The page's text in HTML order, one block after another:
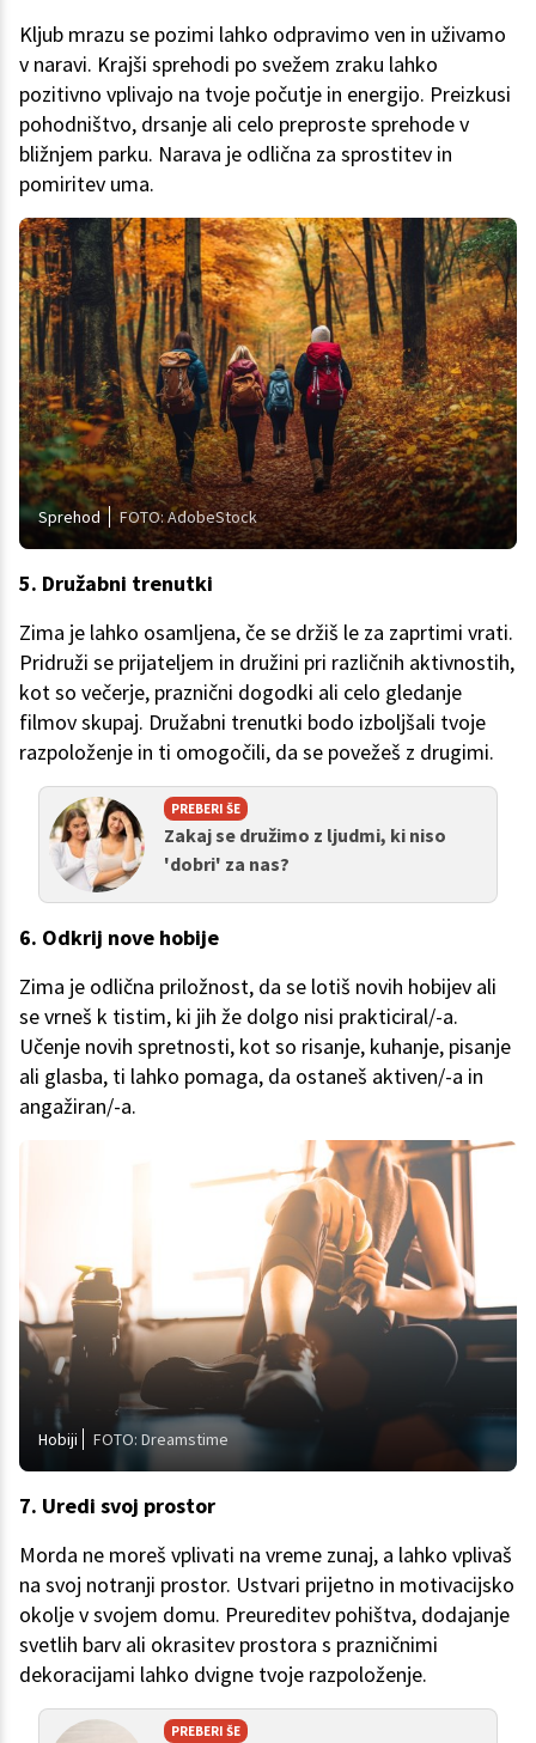
Kljub mrazu se pozimi lahko odpravimo ven in uživamo
v naravi. Krajši sprehodi po svežem zraku lahko
pozitivno vplivajo na tvoje počutje in energijo. Preizkusi
pohodništvo, drsanje ali celo preproste sprehode v
bližnjem parku. Narava je odlična za sprostitev in
pomiritev uma.
Sprehod FOTO: AdobeStock
5. Družabni trenutki
Zima je lahko osamljena, če se držiš le za zaprtimi vrati.
Pridruži se prijateljem in družini pri različnih aktivnostih,
kot so večerje, praznični dogodki ali celo gledanje
filmov skupaj. Družabni trenutki bodo izboljšali tvoje
razpoloženje in ti omogočili, da se povežeš z drugimi.
PREBERI ŠE
Zakaj se družimo z ljudmi, ki niso
'dobri' za nas?
6. Odkrij nove hobije
Zima je odlična priložnost, da se lotiš novih hobijev ali
se vrneš k tistim, ki jih že dolgo nisi prakticiral/-a.
Učenje novih spretnosti, kot so risanje, kuhanje, pisanje
ali glasba, ti lahko pomaga, da ostaneš aktiven/-a in
angažiran/-a.
Hobiji FOTO: Dreamstime
7. Uredi svoj prostor
Morda ne moreš vplivati na vreme zunaj, a lahko vplivaš
na svoj notranji prostor. Ustvari prijetno in motivacijsko
okolje v svojem domu. Preureditev pohištva, dodajanje
svetlih barv ali okrasitev prostora s prazničnimi
dekoracijami lahko dvigne tvoje razpoloženje.
PREBERI ŠE